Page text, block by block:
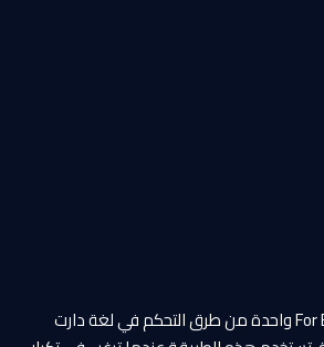
تُعد حلقة الـ For Each Loop واحدة من طرق التحكم في لغة دارت